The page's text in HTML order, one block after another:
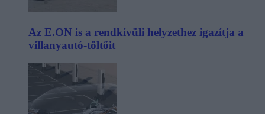
Az E.ON is a rendkívüli helyzethez igazítja a
villanyautó-töltőit